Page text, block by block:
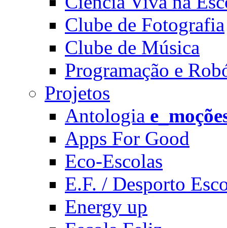
Clube de Fotografia
Clube de Música
Programação e
Projetos
Antologia
Apps For Good
Eco-Escolas
E.F. / Desporto
Energy up